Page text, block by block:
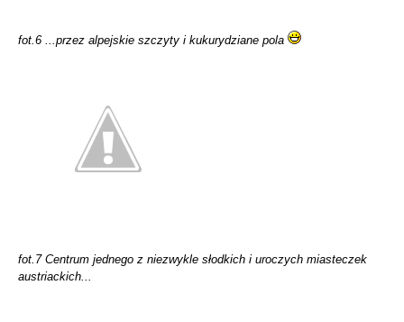
fot.6 ...przez alpejskie szczyty i kukurydziane pola
fot.7 Centrum jednego z niezwykle słodkich i uroczych miasteczek
austriackich...